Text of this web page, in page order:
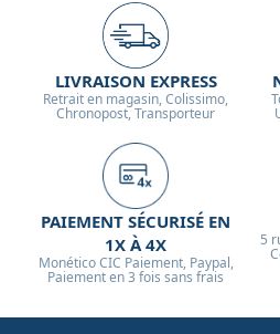
LIVRAISON EXPRESS
Retrait en magasin, Colissimo,
Chronopost, Transporteur
PAIEMENT SÉCURISÉ EN
1X À 4X
Monético CIC Paiement, Paypal,
Paiement en 3 fois sans frais
5